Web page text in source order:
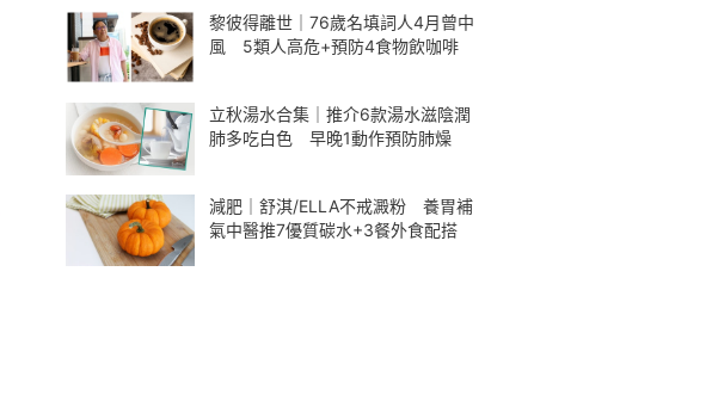
黎彼得離世｜76歲名填詞人4月曾中
風 5類人高危+預防4食物飲咖啡
立秋湯水合集｜推介6款湯水滋陰潤
肺多吃白色 早晚1動作預防肺燥
減肥｜舒淇/ELLA不戒澱粉 養胃補
氣中醫推7優質碳水+3餐外食配搭